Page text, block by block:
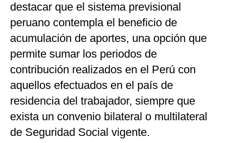
destacar que el sistema previsional
peruano contempla el beneficio de
acumulación de aportes, una opción que
permite sumar los periodos de
contribución realizados en el Perú con
aquellos efectuados en el país de
residencia del trabajador, siempre que
exista un convenio bilateral o multilateral
de Seguridad Social vigente.